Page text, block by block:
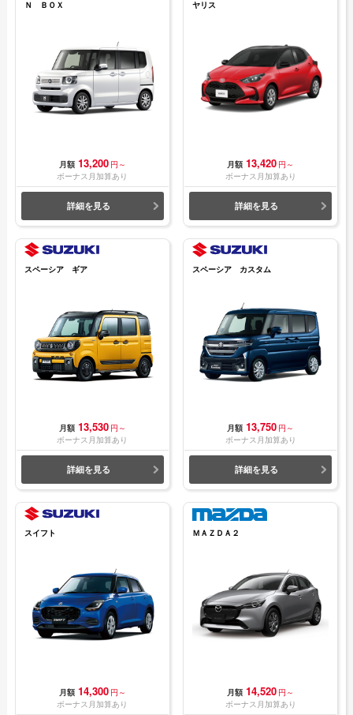
Ｎ ＢＯＸ
月額 13,200 円～
ボーナス月加算あり
詳細を見る
ヤリス
月額 13,420 円～
ボーナス月加算あり
詳細を見る
スペーシア ギア
月額 13,530 円～
ボーナス月加算あり
詳細を見る
スペーシア カスタム
月額 13,750 円～
ボーナス月加算あり
詳細を見る
スイフト
月額 14,300 円～
ボーナス月加算あり
ＭＡＺＤＡ２
月額 14,520 円～
ボーナス月加算あり